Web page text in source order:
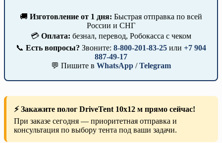
🚚 Изготовление от 1 дня: Быстрая отправка по всей
России и СНГ
💳 Оплата: безнал, перевод, Робокасса с чеком
📞 Есть вопросы? Звоните: 8-800-201-83-25 или +7 904
887-49-17
💬 Пишите в WhatsApp /Telegram
⚡ Закажите полог DriveTent 10х12 м прямо сейчас!
При заказе сегодня — приоритетная отправка и
консультация по выбору тента под ваши задачи.